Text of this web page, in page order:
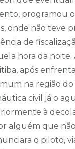
programou
onde não teve
de
hora da noite.
após
na região do
civil já o
à
alguém que
o piloto,